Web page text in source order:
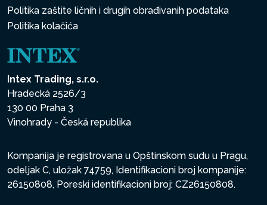
Politika zaštite ličnih i drugih obrađivanih podataka
Politika kolačića
Intex Trading, s.r.o.
Hradecká 2526/3
130 00 Praha 3
Vinohrady - Česká republika
Kompanija je registrovana u Opštinskom sudu u Pragu,
odeljak C, uložak 74759, Identifikacioni broj kompanije:
26150808, Poreski identifikacioni broj: CZ26150808.